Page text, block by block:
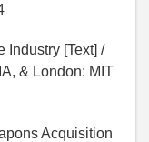
Industry [Text] /
& London: MIT
Acquisition